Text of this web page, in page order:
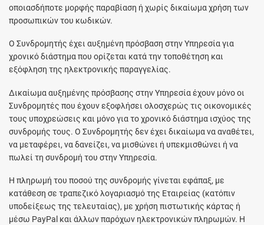
οποιασδήποτε μορφής παραβίαση ή χωρίς δικαίωμα χρήση των
προσωπικών του κωδικών.
Ο Συνδρομητής έχει αυξημένη πρόσβαση στην Υπηρεσία για
χρονικό διάστημα που ορίζεται κατά την τοποθέτηση και
εξόφληση της ηλεκτρονικής παραγγελίας.
Δικαίωμα αυξημένης πρόσβασης στην Υπηρεσία έχουν μόνο οι
Συνδρομητές που έχουν εξοφλήσει ολοσχερώς τις οικονομικές
τους υποχρεώσεις και μόνο για το χρονικό διάστημα ισχύος της
συνδρομής τους. Ο Συνδρομητής δεν έχει δικαίωμα να αναθέτει,
να μεταφέρει, να δανείζει, να μισθώνει ή υπεκμισθώνει ή να
πωλεί τη συνδρομή του στην Υπηρεσία.
Η πληρωμή του ποσού της συνδρομής γίνεται εφάπαξ, με
κατάθεση σε τραπεζικό λογαριασμό της Εταιρείας (κατόπιν
υποδείξεως της τελευταίας), με χρήση πιστωτικής κάρτας ή
μέσω PayPal και άλλων παρόχων ηλεκτρονικών πληρωμών. Η